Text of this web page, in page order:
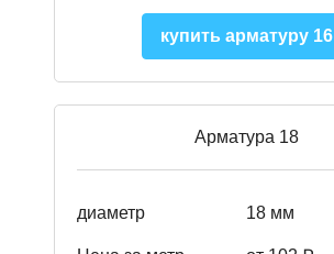
купить арматуру 16
Арматура 18
диаметр 18 мм